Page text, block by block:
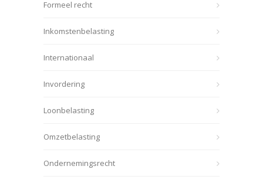
Formeel recht
Inkomstenbelasting
Internationaal
Invordering
Loonbelasting
Omzetbelasting
Ondernemingsrecht